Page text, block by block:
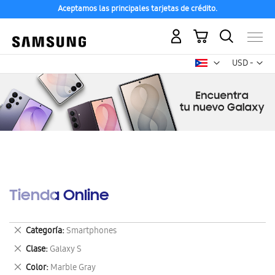
Aceptamos las principales tarjetas de crédito.
USD -
dólar
Mi carrito
Tienda Online
Categoría Smartphones
Eliminar
este
artículo
Clase Galaxy S
Eliminar
este
Color Marble Gray
Eliminar